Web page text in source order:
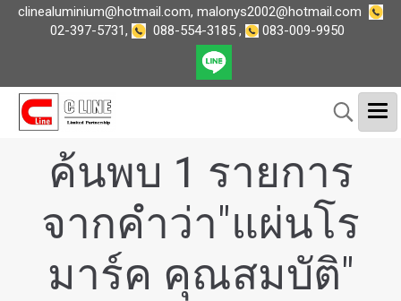
clinealuminium@hotmail.com, malonys2002@hotmail.com
02-397-5731, 088-554-3185, 083-009-9950
ค้นพบ 1 รายการ
จากคำว่า"แผ่นโร
มาร์ค คุณสมบัติ"